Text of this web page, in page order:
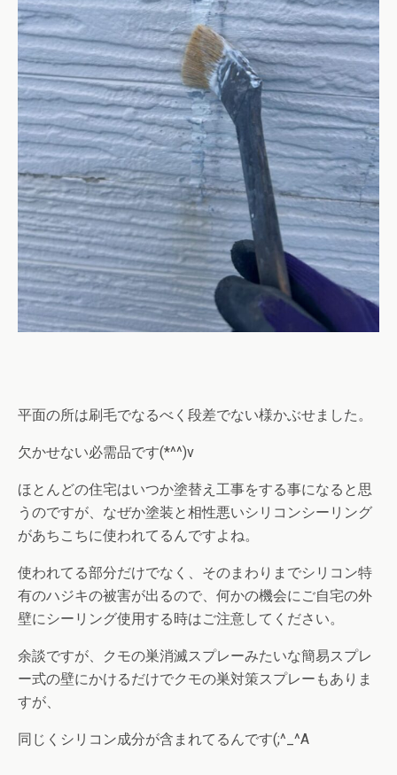
平面の所は刷毛でなるべく段差でない様かぶせました。
欠かせない必需品です(*^^)v
ほとんどの住宅はいつか塗替え工事をする事になると思
うのですが、なぜか塗装と相性悪いシリコンシーリング
があちこちに使われてるんですよね。
使われてる部分だけでなく、そのまわりまでシリコン特
有のハジキの被害が出るので、何かの機会にご自宅の外
壁にシーリング使用する時はご注意してください。
余談ですが、クモの巣消滅スプレーみたいな簡易スプレ
ー式の壁にかけるだけでクモの巣対策スプレーもありま
すが、
同じくシリコン成分が含まれてるんです(;^_^A